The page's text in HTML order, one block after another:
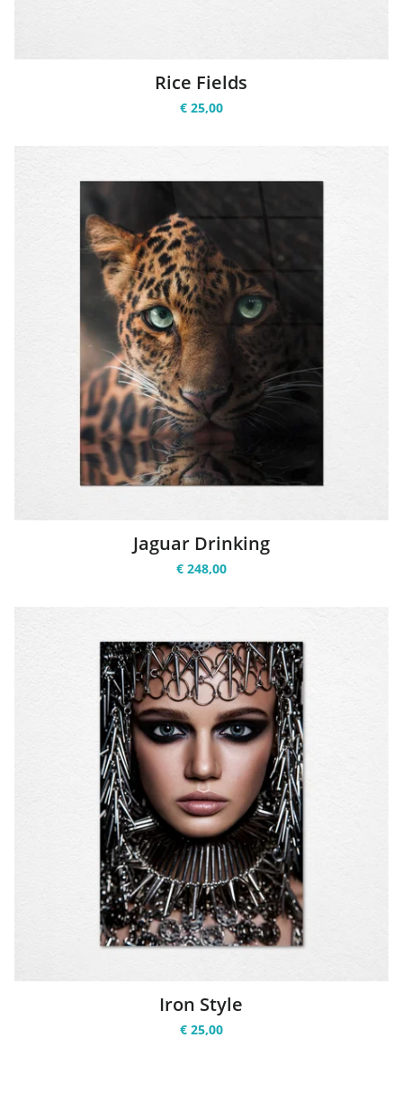
Rice Fields
€ 25,00
Jaguar Drinking
€ 248,00
Iron Style
€ 25,00